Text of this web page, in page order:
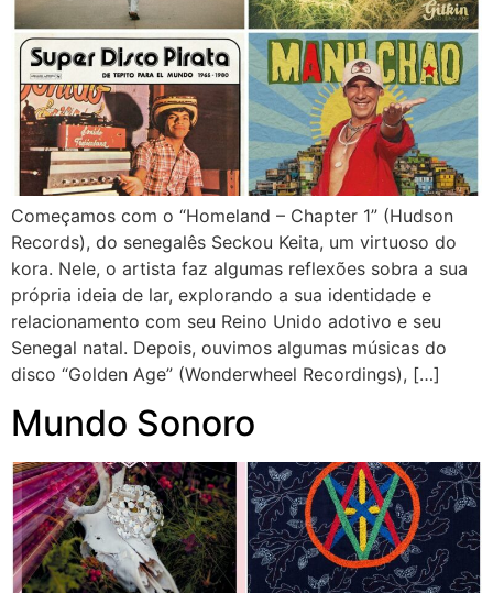
Começamos com o “Homeland – Chapter 1” (Hudson
Records), do senegalês Seckou Keita, um virtuoso do
kora. Nele, o artista faz algumas reflexões sobra a sua
própria ideia de lar, explorando a sua identidade e
relacionamento com seu Reino Unido adotivo e seu
Senegal natal. Depois, ouvimos algumas músicas do
disco “Golden Age” (Wonderwheel Recordings), […]
Mundo Sonoro